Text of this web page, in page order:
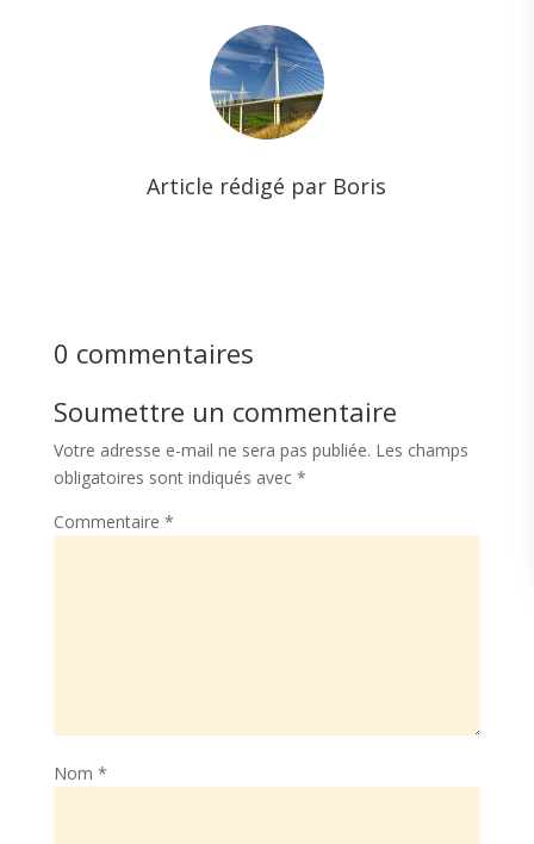
Article rédigé par Boris
0 commentaires
Soumettre un commentaire
Votre adresse e-mail ne sera pas publiée. Les champs
obligatoires sont indiqués avec *
Commentaire *
Nom *